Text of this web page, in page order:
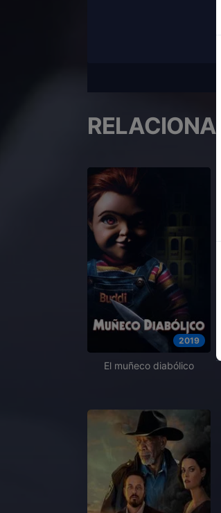
2019
El muñeco diabólico